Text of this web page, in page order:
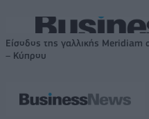
Είσοδος της γαλλικής Meridiam
– Κύπρου